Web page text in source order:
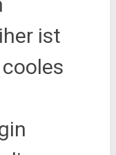
ist